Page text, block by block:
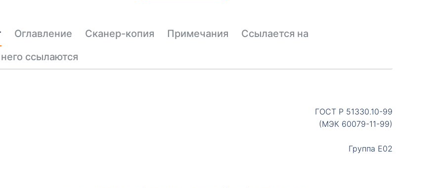
Оглавление Сканер-копия Примечания
Ссылается на
ссылаются
ГОСТ Р 51330.10-99
(МЭК 60079-11-99)
Группа Е02